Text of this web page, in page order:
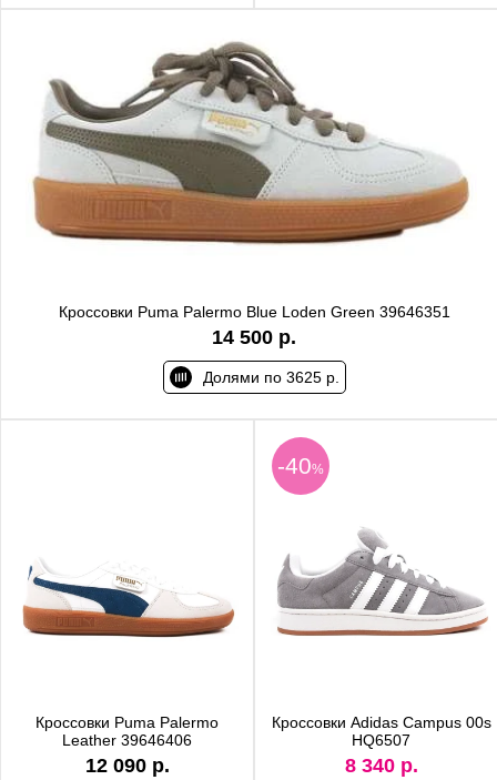
Кроссовки Puma Palermo Blue Loden Green 39646351
14 500 р.
Долями по 3625 р.
Кроссовки Puma Palermo
Leather 39646406
12 090 р.
-40%
Кроссовки Adidas Campus 00s
HQ6507
8 340 р.